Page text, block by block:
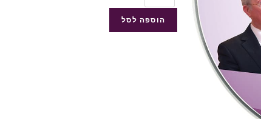
הוספה לסל